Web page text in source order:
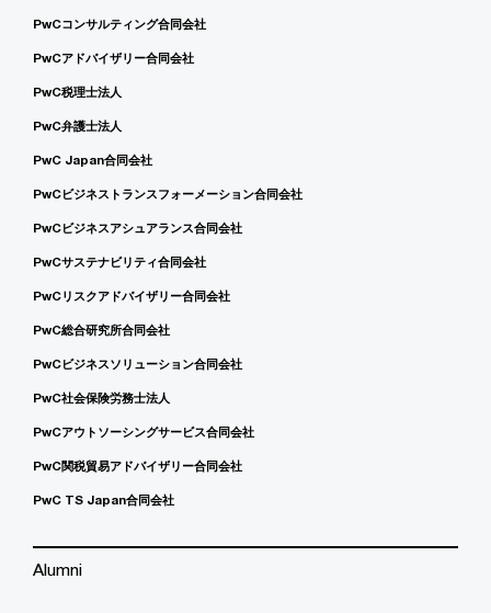
PwCコンサルティング合同会社
PwCアドバイザリー合同会社
PwC税理士法人
PwC弁護士法人
PwC Japan合同会社
PwCビジネストランスフォーメーション合同会社
PwCビジネスアシュアランス合同会社
PwCサステナビリティ合同会社
PwCリスクアドバイザリー合同会社
PwC総合研究所合同会社
PwCビジネスソリューション合同会社
PwC社会保険労務士法人
PwCアウトソーシングサービス合同会社
PwC関税貿易アドバイザリー合同会社
PwC TS Japan合同会社
Alumni